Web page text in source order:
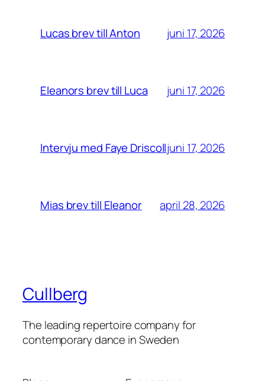
Lucas brev till Anton juni 17, 2026
Eleanors brev till Luca juni 17, 2026
Intervju med Faye Driscolljuni 17, 2026
Mias brev till Eleanor april 28, 2026
Cullberg
The leading repertoire company for
contemporary dance in Sweden